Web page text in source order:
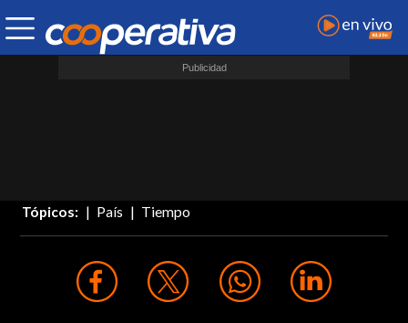
Tópicos: País Tiempo